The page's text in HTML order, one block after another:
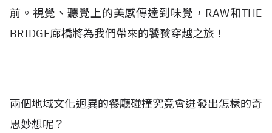
前。視覺、聽覺上的美感傳達到味覺，RAW和THE
BRIDGE廊橋將為我們帶來的饕餮穿越之旅！
兩個地域文化迥異的餐廳碰撞究竟會迸發出怎樣的奇
思妙想呢？